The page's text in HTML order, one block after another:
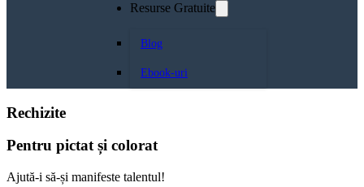
Resurse Gratuite
Blog
Ebook-uri
Rechizite
Pentru pictat și colorat
Ajută-i să-și manifeste talentul!